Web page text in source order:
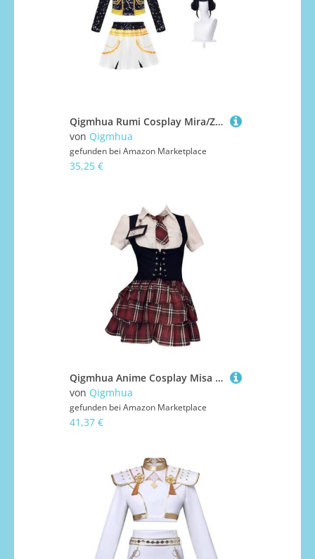
Qigmhua Rumi Cosplay Mira/Zoey Kostüm, Anime Performance-Outfit Halloween Bühnenkostüm Fancy Dress Für Fans
von Qigmhua
gefunden bei Amazon Marketplace
35,25 €
Qigmhua Anime Cosplay Misa Amane Gothic Kleid Halloween Kostüm Misa Amane Schuluniform Ballkleid Weste Oberteil Rock Anzug
von Qigmhua
gefunden bei Amazon Marketplace
41,37 €